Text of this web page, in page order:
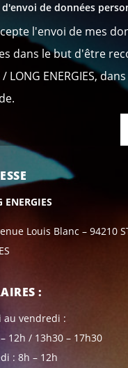
de données
l'envoi de mes
dans le but d'être
/ LONG ENERGIES,
ENERGIES
Louis Blanc – 94210
:
au vendredi :
12h / 13h30 – 17h30
: 8h – 12h